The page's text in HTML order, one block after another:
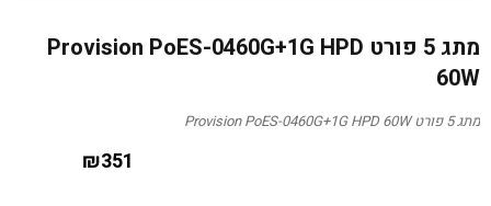
מתג 5 פורט Provision PoES-0460G+1G HPD
60W
מתג 5 פורט Provision PoES-0460G+1G HPD 60W
₪351